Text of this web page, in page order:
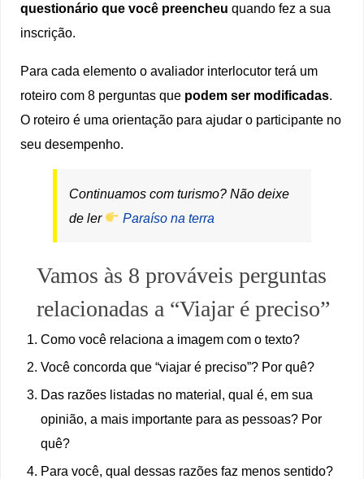
questionário que você preencheu quando fez a sua
inscrição.
Para cada elemento o avaliador interlocutor terá um
roteiro com 8 perguntas que podem ser modificadas.
O roteiro é uma orientação para ajudar o participante no
seu desempenho.
Continuamos com turismo? Não deixe
de ler
Paraíso na terra
Vamos às 8 prováveis perguntas
relacionadas a “Viajar é preciso”
Como você relaciona a imagem com o texto?
Você concorda que “viajar é preciso”? Por quê?
Das razões listadas no material, qual é, em sua
opinião, a mais importante para as pessoas? Por
quê?
Para você, qual dessas razões faz menos sentido?